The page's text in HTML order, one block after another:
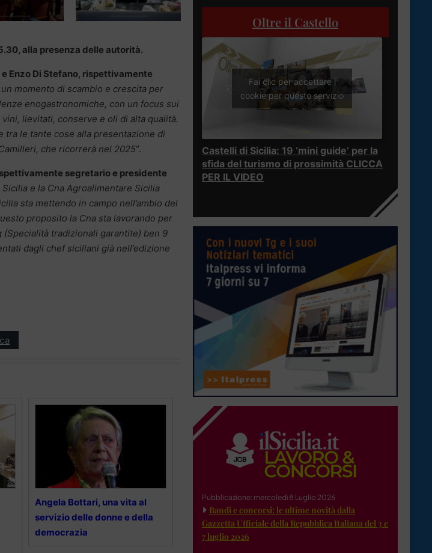
alla presenza delle autorità.
Enzo Di Stefano, rispettivamente
un momento di scambio e crescita per
enogastronomiche, con un focus sui
lievitati, conserve e oli di alta qualità.
le tante cose alla presentazione di
che ricorrerà nel 2025“.
segretario e presidente
e la Cna Agroalimentare Sicilia
sta mettendo in campo nell’ambio del
proposito la Cna sta lavorando per
tradizionali garantite) ben 9
dagli chef siciliani già nell’edizione
Angela Bottari, una vita al
servizio delle donne e della
democrazia
Oltre il Castello
Fai clic per accettare i
cookie per questo servizio
Castelli di Sicilia: 19 ‘mini guide’ per la
sfida del turismo di prossimità CLICCA
PER IL VIDEO
Pubblicazione: mercoledì 8 Luglio 2026
Bandi e concorsi: le ultime novità dalla
Gazzetta Ufficiale della Repubblica Italiana del 3 e
7 luglio 2026